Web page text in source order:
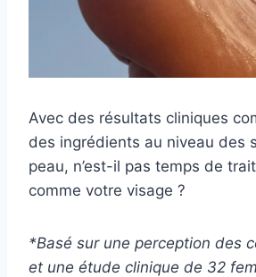
Avec des résultats cliniques
des ingrédients au niveau des
peau, n’est-il pas temps de
comme votre visage ?
*Basé sur une perception des
et une étude clinique de 32